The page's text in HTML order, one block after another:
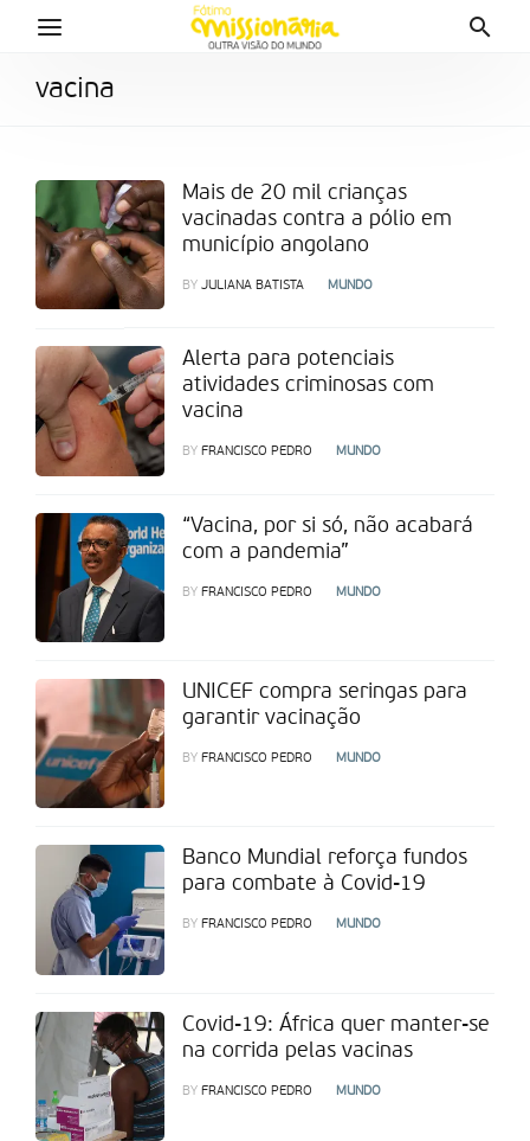
vacina
Mais de 20 mil crianças
vacinadas contra a pólio em
município angolano
BYJULIANA BATISTA MUNDO
Alerta para potenciais
atividades criminosas com
vacina
BYFRANCISCO PEDRO MUNDO
“Vacina, por si só, não acabará
com a pandemia”
BY FRANCISCO PEDRO MUNDO
UNICEF compra seringas para
garantir vacinação
BY FRANCISCO PEDRO MUNDO
Banco Mundial reforça fundos
para combate à Covid-19
BYFRANCISCO PEDRO MUNDO
Covid-19: África quer manter-se
na corrida pelas vacinas
BY FRANCISCO PEDRO MUNDO